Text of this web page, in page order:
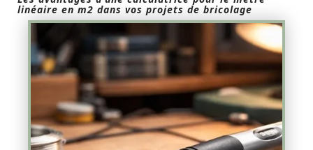
linéaire en m2 dans vos projets de bricolage